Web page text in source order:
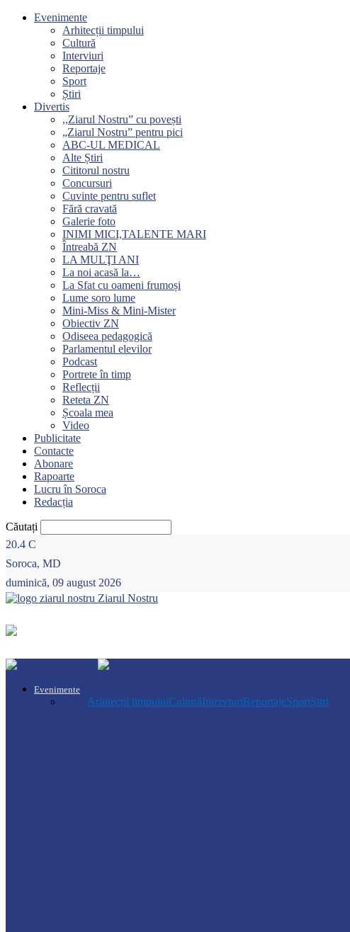
Evenimente
Arhitecții timpului
Cultură
Interviuri
Reportaje
Sport
Știri
Divertis
,,Ziarul Nostru” cu povești
„Ziarul Nostru” pentru pici
ABC-UL MEDICAL
Alte Știri
Cititorul nostru
Concursuri
Cuvinte pentru suflet
Fără cravată
Galerie foto
INIMI MICI,TALENTE MARI
Întreabă ZN
LA MULŢI ANI
La noi acasă la…
La Sfat cu oameni frumoși
Lume soro lume
Mini-Miss & Mini-Mister
Obiectiv ZN
Odiseea pedagogică
Parlamentul elevilor
Podcast
Portrete în timp
Reflecții
Reteta ZN
Școala mea
Video
Publicitate
Contacte
Abonare
Rapoarte
Lucru în Soroca
Redacția
Căutați
20.4 C
Soroca, MD
duminică, 09 august 2026
Ziarul Nostru
Evenimente
Arhitecții timpuluiCulturăInterviuriReportajeSportȘtiri